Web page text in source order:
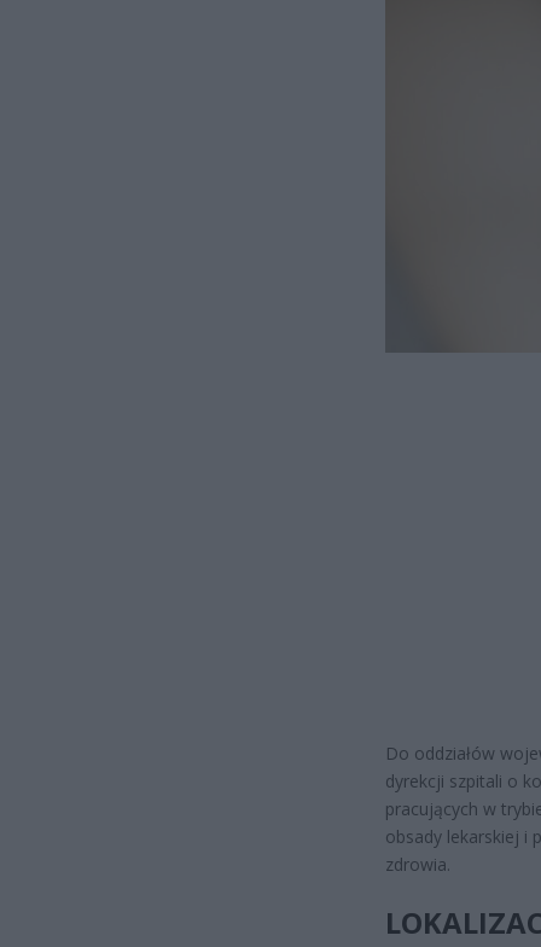
Do oddziałów
dyrekcji szpitali o
pracujących w
obsady lekarskiej i
zdrowia.